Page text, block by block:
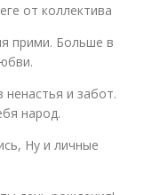
от коллектива
прими. Больше в
и забот.
народ.
Ну и личные